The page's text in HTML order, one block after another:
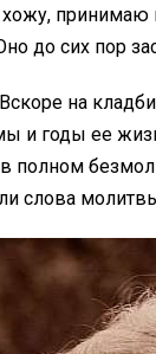
до сих пор
на
и годы ее
полном
слова